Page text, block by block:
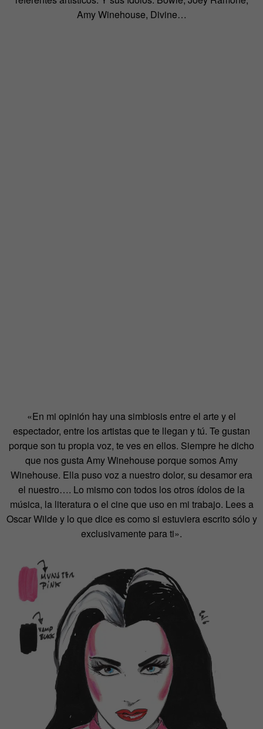
Amy Winehouse, Divine…
«En mi opinión hay una simbiosis entre el arte y el
espectador, entre los artistas que te llegan y tú. Te gustan
porque son tu propia voz, te ves en ellos. Siempre he dicho
que nos gusta Amy Winehouse porque somos Amy
Winehouse. Ella puso voz a nuestro dolor, su desamor era
el nuestro…. Lo mismo con todos los otros ídolos de la
música, la literatura o el cine que uso en mi trabajo. Lees a
Oscar Wilde y lo que dice es como si estuviera escrito sólo y
exclusivamente para ti».